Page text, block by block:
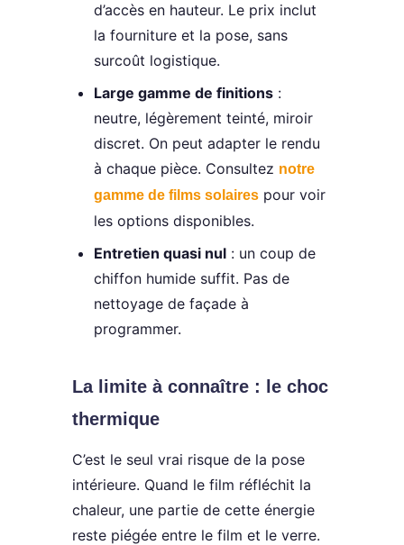
d’accès en hauteur. Le prix inclut
la fourniture et la pose, sans
surcoût logistique.
Large gamme de finitions :
neutre, légèrement teinté, miroir
discret. On peut adapter le rendu
à chaque pièce. Consultez notre
gamme de films solaires pour voir
les options disponibles.
Entretien quasi nul : un coup de
chiffon humide suffit. Pas de
nettoyage de façade à
programmer.
La limite à connaître : le choc
thermique
C’est le seul vrai risque de la pose
intérieure. Quand le film réfléchit la
chaleur, une partie de cette énergie
reste piégée entre le film et le verre.